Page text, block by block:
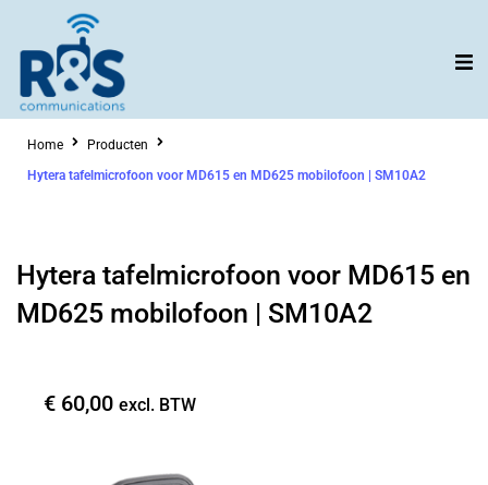
inhoud
Home
Producten
Hytera tafelmicrofoon voor MD615 en MD625 mobilofoon | SM10A2
Hytera tafelmicrofoon voor MD615 en
MD625 mobilofoon | SM10A2
€ 60,00 excl. BTW